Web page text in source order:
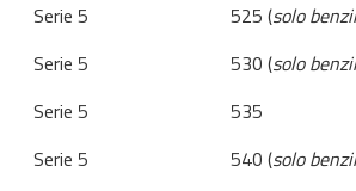
Serie 5 525 (solo
Serie 5 530 (solo
Serie 5
535
Serie 5 540 (solo